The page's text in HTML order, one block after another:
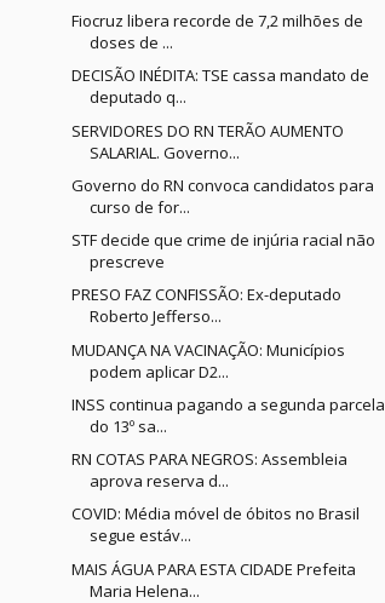
Fiocruz libera recorde de 7,2 milhões de
doses de ...
DECISÃO INÉDITA: TSE cassa mandato de
deputado q...
SERVIDORES DO RN TERÃO AUMENTO
SALARIAL. Governo...
Governo do RN convoca candidatos para
curso de for...
STF decide que crime de injúria racial não
prescreve
PRESO FAZ CONFISSÃO: Ex-deputado
Roberto Jefferso...
MUDANÇA NA VACINAÇÃO: Municípios
podem aplicar D2...
INSS continua pagando a segunda parcela
do 13º sa...
RN COTAS PARA NEGROS: Assembleia
aprova reserva d...
COVID: Média móvel de óbitos no Brasil
segue estáv...
MAIS ÁGUA PARA ESTA CIDADE Prefeita
Maria Helena...